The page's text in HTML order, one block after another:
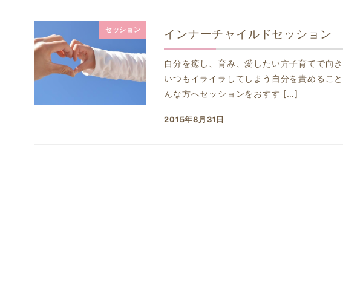
セッション インナーチャイルドセッション
自分を癒し、育み、愛したい方子育てで向
いつもイライラしてしまう自分を責めるこ
んな方へセッションをおすす […]
投稿日
2015年8月31日